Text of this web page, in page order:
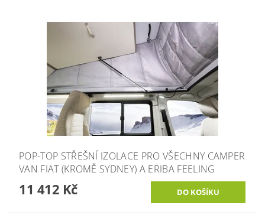
POP-TOP STŘEŠNÍ IZOLACE PRO VŠECHNY CAMPER
VAN FIAT (KROMĚ SYDNEY) A ERIBA FEELING
11 412 Kč